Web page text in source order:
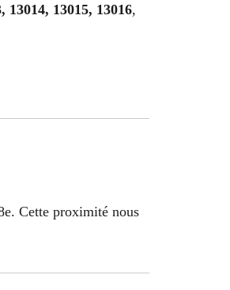
13014, 13015, 13016,
Cette proximité nous